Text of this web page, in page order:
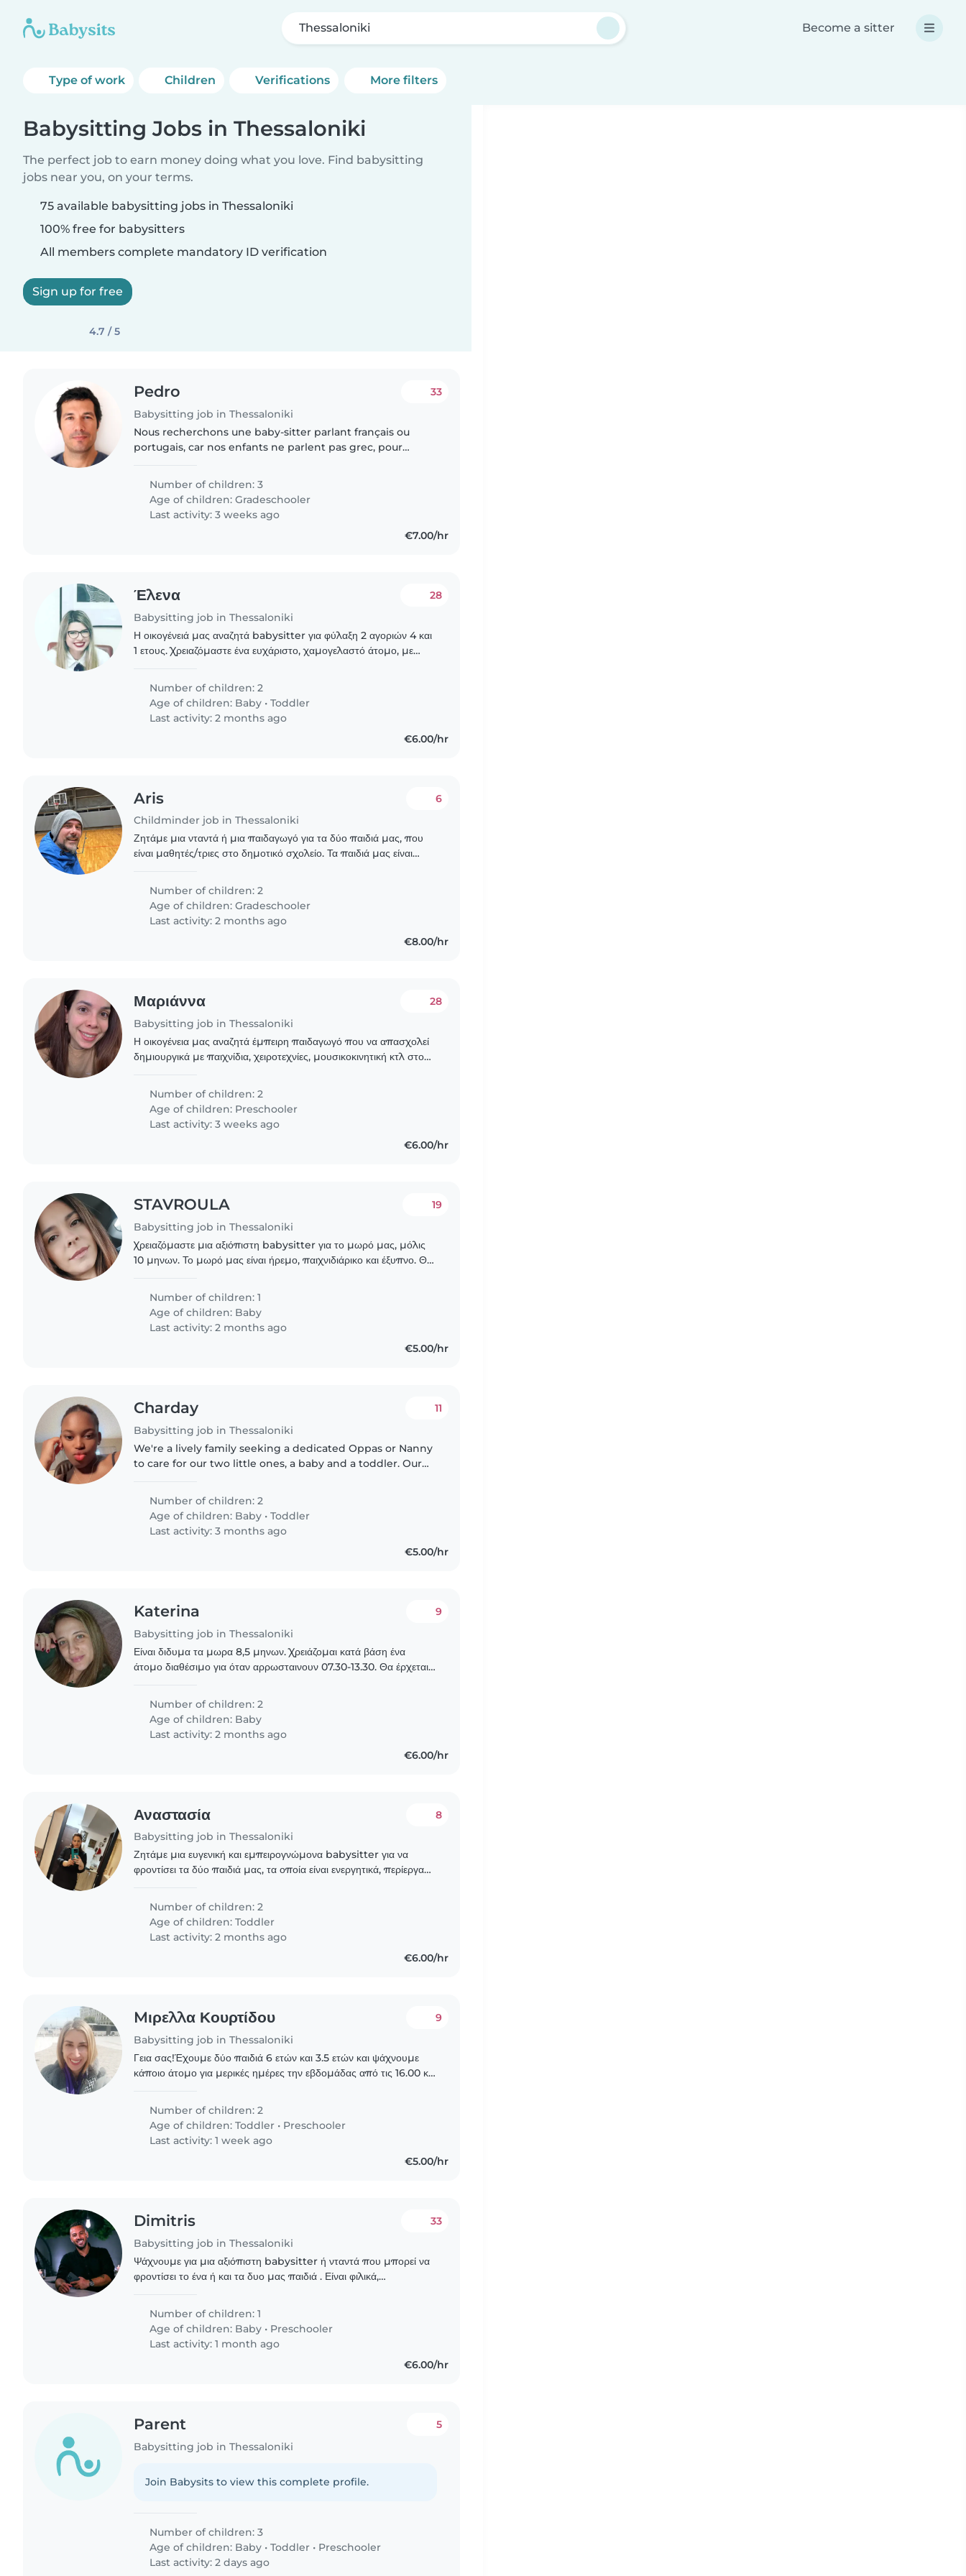
Thessaloniki Become a sitter
Type of work Children Verifications More filters
Babysitting Jobs in Thessaloniki
The perfect job to earn money doing what you love. Find babysitting
jobs near you, on your terms.
75 available babysitting jobs in Thessaloniki
100% free for babysitters
All members complete mandatory ID verification
Sign up for free
4.7 / 5
Pedro
Babysitting job in Thessaloniki
33
Nous recherchons une baby-sitter parlant français ou
portugais, car nos enfants ne parlent pas grec, pour
sont très dynamiques,..
Number of children: 3
Age of children:Gradeschooler
Last activity: 3 weeks ago
€7.00/hr
Έλενα
Babysitting job in Thessaloniki
28
Η οικογένειά μας αναζητά babysitter για φύλαξη 2 αγοριών 4 και
1 ετους. Χρειαζόμαστε ένα ευχάριστο, χαμογελαστό άτομο, με
Number of children: 2
Age of children: Baby •Toddler
Last activity: 2 months ago
€6.00/hr
Aris
Childminder job in Thessaloniki
6
Ζητάμε μια νταντά ή μια παιδαγωγό για τα δύο παιδιά μας, που
είναι μαθητές/τριες στο δημοτικό σχολείο. Τα παιδιά μας είναι
Number of children: 2
Age of children:Gradeschooler
Last activity: 2 months ago
€8.00/hr
Μαριάννα
Babysitting job in Thessaloniki
28
Η οικογένεια μας αναζητά έμπειρη παιδαγωγό που να απασχολεί
δημιουργικά με παιχνίδια, χειροτεχνίες, μουσικοκινητική κτλ στο
Number of children: 2
Age of children: Preschooler
Last activity: 3 weeks ago
€6.00/hr
STAVROULA
Babysitting job in Thessaloniki
19
Χρειαζόμαστε μια αξιόπιστη babysitter για το μωρό μας, μόλις
10 μηνων. Το μωρό μας είναι ήρεμο, παιχνιδιάρικο και έξυπνο. Θα
Number of children: 1
Age of children: Baby
Last activity: 2 months ago
€5.00/hr
Charday
Babysitting job in Thessaloniki
11
We're a lively family seeking a dedicated Oppas or Nanny
to care for our two little ones, a baby and a toddler. Our
Number of children: 2
Age of children: Baby •Toddler
Last activity: 3 months ago
€5.00/hr
Katerina
Babysitting job in Thessaloniki
9
Είναι διδυμα τα μωρα 8,5 μηνων. Χρειάζομαι κατά βάση ένα
άτομο διαθέσιμο για όταν αρρωσταινουν 07.30-13.30. Θα έρχεται
Number of children: 2
Age of children: Baby
Last activity: 2 months ago
€6.00/hr
Αναστασία
Babysitting job in Thessaloniki
8
Ζητάμε μια ευγενική και εμπειρογνώμονα babysitter για να
φροντίσει τα δύο παιδιά μας, τα οποία είναι ενεργητικά, περίεργα
Number of children: 2
Age of children:Toddler
Last activity: 2 months ago
€6.00/hr
Mιρελλα Κουρτίδου
Babysitting job in Thessaloniki
9
Γεια σας!Έχουμε δύο παιδιά 6 ετών και 3.5 ετών και ψάχνουμε
κάποιο άτομο για μερικές ημέρες την εβδομάδας από τις 16.00 και
Number of children: 2
Age of children:Toddler • Preschooler
Last activity: 1 week ago
€5.00/hr
Dimitris
Babysitting job in Thessaloniki
33
Ψάχνουμε για μια αξιόπιστη babysitter ή νταντά που μπορεί να
φροντίσει το ένα ή και τα δυο μας παιδιά . Είναι φιλικά,
προτιμούσαμε..
Number of children: 1
Age of children: Baby • Preschooler
Last activity: 1 month ago
€6.00/hr
Parent
Babysitting job in Thessaloniki
5
Join Babysits to view this complete profile.
Number of children: 3
Age of children: Baby •Toddler • Preschooler
Last activity: 2 days ago